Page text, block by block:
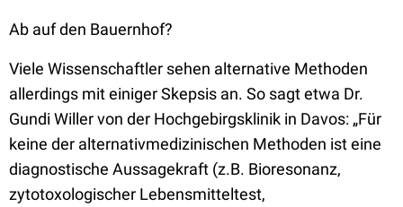
Ab auf den Bauernhof?
Viele Wissenschaftler sehen alternative Methoden
allerdings mit einiger Skepsis an. So sagt etwa Dr.
Gundi Willer von der Hochgebirgsklinik in Davos: „Für
keine der alternativmedizinischen Methoden ist eine
diagnostische Aussagekraft (z.B. Bioresonanz,
zytotoxologischer Lebensmitteltest,